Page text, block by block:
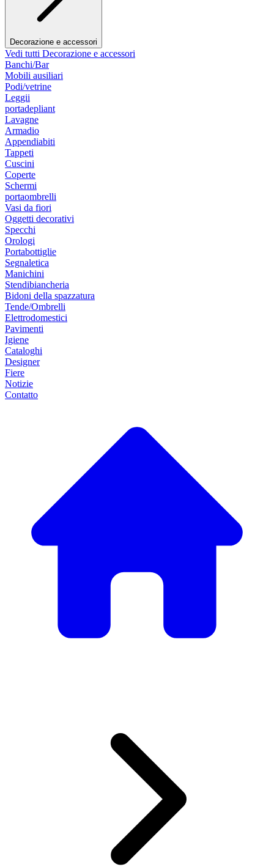
Decorazione e accessori
Vedi tutti Decorazione e accessori
Banchi/Bar
Mobili ausiliari
Podi/vetrine
Leggii
portadepliant
Lavagne
Armadio
Appendiabiti
Tappeti
Cuscini
Coperte
Schermi
portaombrelli
Vasi da fiori
Oggetti decorativi
Specchi
Orologi
Portabottiglie
Segnaletica
Manichini
Stendibiancheria
Bidoni della spazzatura
Tende/Ombrelli
Elettrodomestici
Pavimenti
Igiene
Cataloghi
Designer
Fiere
Notizie
Contatto